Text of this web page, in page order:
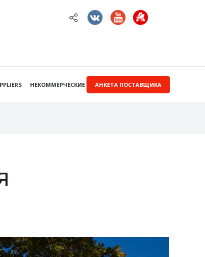
АНКЕТА ПОСТАВЩИКА
НЕКОММЕРЧЕСКИЕ ЗАКУПКИ